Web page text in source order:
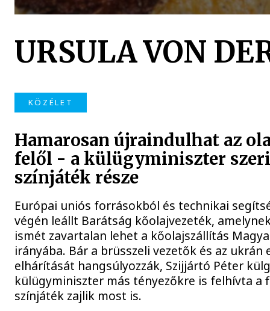
URSULA VON
KÖZÉLET
Hamarosan újraindulhat az
felől - a külügyminiszter
színjáték része
Európai uniós forrásokból és technikai
végén leállt Barátság kőolajvezeték,
ismét zavartalan lehet a kőolajszállítás
irányába. Bár a brüsszeli vezetők és az
elhárítását hangsúlyozzák, Szijjártó Péter
külügyminiszter más tényezőkre is felhívta a
színjáték zajlik most is.